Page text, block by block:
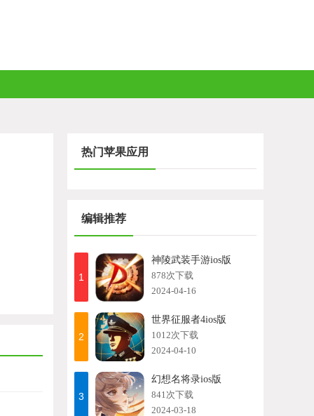
热门苹果应用
编辑推荐
1
神陵武装手游ios版
878次下载
2024-04-16
2
世界征服者4ios版
1012次下载
2024-04-10
3
幻想名将录ios版
841次下载
2024-03-18